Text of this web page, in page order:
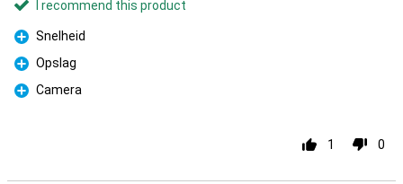
I recommend this product
Pro
Snelheid
Pro
Opslag
Pro
Camera
1 0